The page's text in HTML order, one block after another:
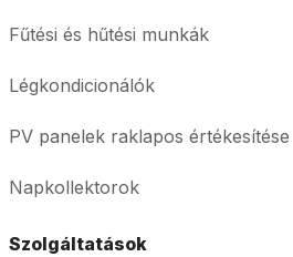
Fűtési és hűtési munkák
Légkondicionálók
PV panelek raklapos értékesítése
Napkollektorok
Szolgáltatások